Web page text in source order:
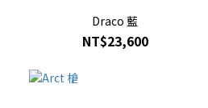
Draco 藍
NT$23,600